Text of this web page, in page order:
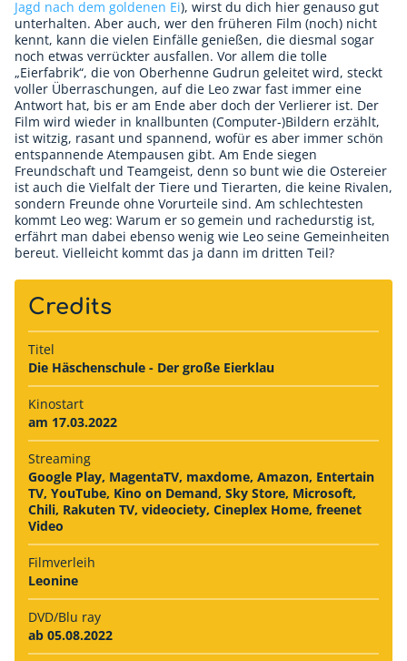
Jagd nach dem goldenen Ei), wirst du dich hier genauso gut
unterhalten. Aber auch, wer den früheren Film (noch) nicht
kennt, kann die vielen Einfälle genießen, die diesmal sogar
noch etwas verrückter ausfallen. Vor allem die tolle
„Eierfabrik“, die von Oberhenne Gudrun geleitet wird, steckt
voller Überraschungen, auf die Leo zwar fast immer eine
Antwort hat, bis er am Ende aber doch der Verlierer ist. Der
Film wird wieder in knallbunten (Computer-)Bildern erzählt,
ist witzig, rasant und spannend, wofür es aber immer schön
entspannende Atempausen gibt. Am Ende siegen
Freundschaft und Teamgeist, denn so bunt wie die Ostereier
ist auch die Vielfalt der Tiere und Tierarten, die keine Rivalen,
sondern Freunde ohne Vorurteile sind. Am schlechtesten
kommt Leo weg: Warum er so gemein und rachedurstig ist,
erfährt man dabei ebenso wenig wie Leo seine Gemeinheiten
bereut. Vielleicht kommt das ja dann im dritten Teil?
Credits
Titel
Die Häschenschule - Der große Eierklau
Kinostart
am 17.03.2022
Streaming
Google Play, MagentaTV, maxdome, Amazon, Entertain
TV, YouTube, Kino on Demand, Sky Store, Microsoft,
Chili, Rakuten TV, videociety, Cineplex Home, freenet
Video
Filmverleih
Leonine
DVD/Blu ray
ab 05.08.2022